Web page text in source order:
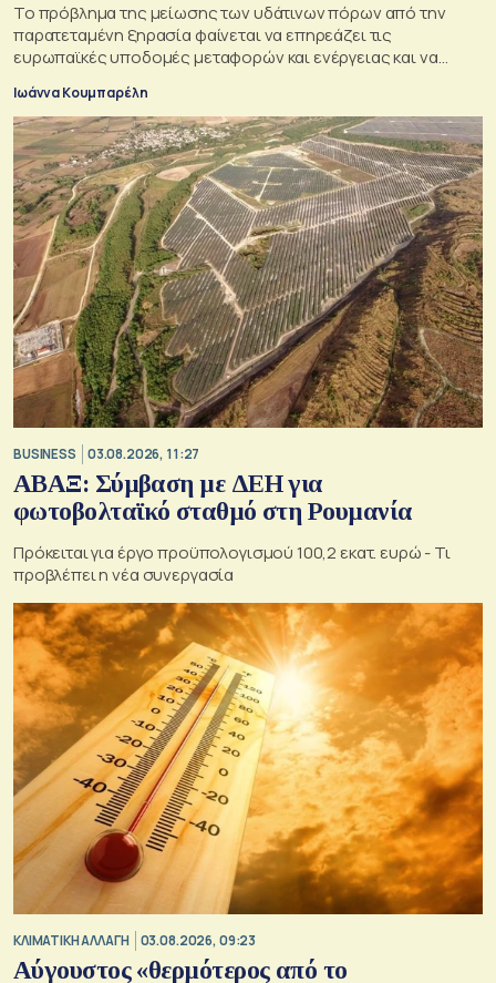
Το πρόβλημα της μείωσης των υδάτινων πόρων από την
παρατεταμένη ξηρασία φαίνεται να επηρεάζει τις
ευρωπαϊκές υποδομές μεταφορών και ενέργειας και να
Ιωάννα Κουμπαρέλη
BUSINESS 03.08.2026, 11:27
ΑΒΑΞ: Σύμβαση με ΔΕΗ για
φωτοβολταϊκό σταθμό στη Ρουμανία
Πρόκειται για έργο προϋπολογισμού 100,2 εκατ. ευρώ - Τι
προβλέπει η νέα συνεργασία
ΚΛΙΜΑΤΙΚΗ ΑΛΛΑΓΗ 03.08.2026, 09:23
Αύγουστος «θερμότερος από το